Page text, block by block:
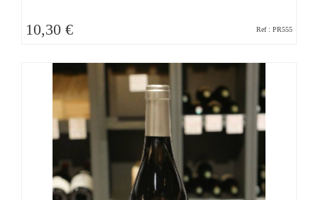
10,30 € Ref : PR555